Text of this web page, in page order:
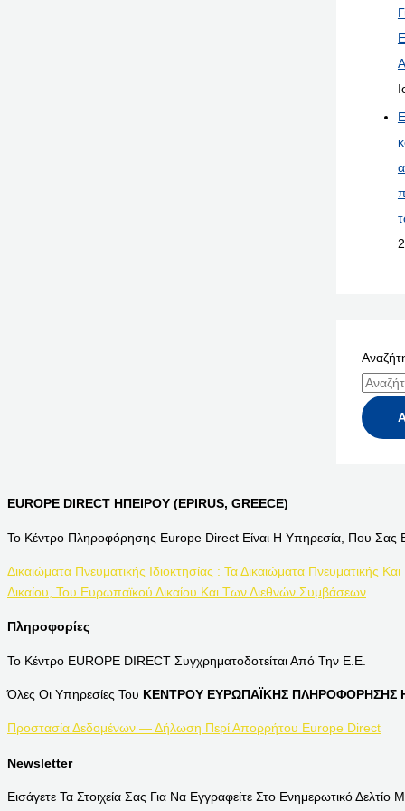
EUROPE DIRECT ΗΠΕΙΡΟΥ (EPIRUS, GREECE)
Το Κέντρο Πληροφόρησης Europe Direct Είναι Η Υπηρεσία, Που Σας
Δικαιώματα Πνευματικής Ιδιοκτησίας : Τα Δικαιώματα Πνευματικής
Δικαίου, Του Ευρωπαϊκού Δικαίου Και Των Διεθνών Συμβάσεων
Πληροφορίες
Το Κέντρο EUROPE DIRECT Συγχρηματοδοτείται Από Την Ε.Ε.
Όλες Οι Υπηρεσίες Του ΚΕΝΤΡΟΥ ΕΥΡΩΠΑΪΚΗΣ ΠΛΗΡΟΦΟΡΗΣΗΣ
Προστασία Δεδομένων — Δήλωση Περί Απορρήτου Europe Direct
Newsletter
Εισάγετε Τα Στοιχεία Σας Για Να Εγγραφείτε Στο Ενημερωτικό Δελτίο